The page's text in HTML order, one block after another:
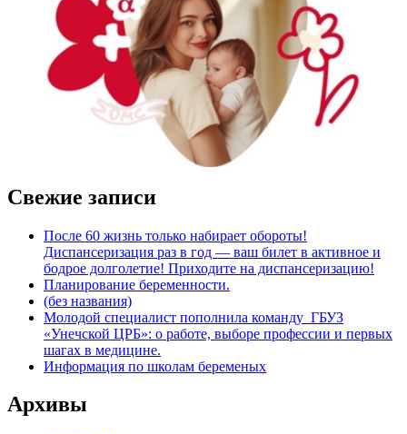
Свежие записи
После 60 жизнь только набирает обороты!
Диспансеризация раз в год — ваш билет в активное и
бодрое долголетие! Приходите на диспансеризацию!
Планирование беременности.
(без названия)
Молодой специалист пополнила команду ГБУЗ
«Унечской ЦРБ»: о работе, выборе профессии и первых
шагах в медицине.
Информация по школам беременых
Архивы